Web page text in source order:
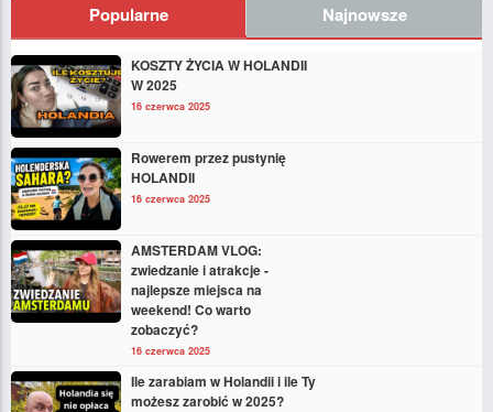
Popularne Najnowsze
KOSZTY ŻYCIA W HOLANDII
W 2025
16 czerwca 2025
Rowerem przez pustynię
HOLANDII
16 czerwca 2025
AMSTERDAM VLOG:
zwiedzanie i atrakcje -
najlepsze miejsca na
weekend! Co warto
zobaczyć?
16 czerwca 2025
Ile zarabiam w Holandii i ile Ty
możesz zarobić w 2025?